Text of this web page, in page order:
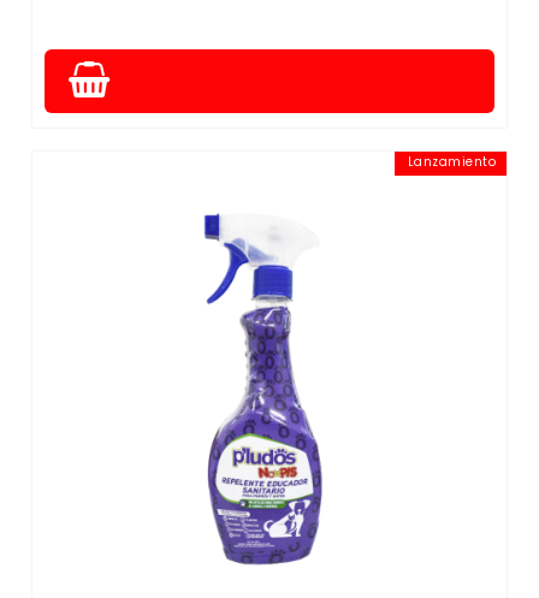
Lanzamiento